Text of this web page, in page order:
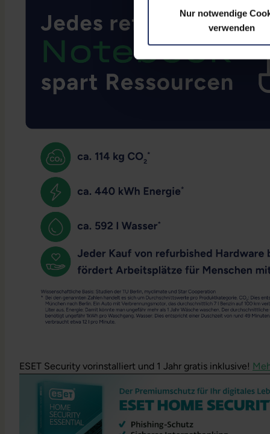
Nur notwendige
verwenden
ESET Security vorinstalliert und 1 Jahr gratis inklusive!